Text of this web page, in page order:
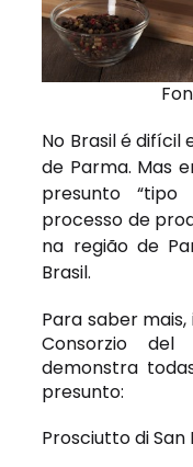
No Brasil é
de Parma. Mas
presunto
processo de
na região de
Brasil.
Para saber
Consorzio
demonstra
presunto:
Prosciutto di San